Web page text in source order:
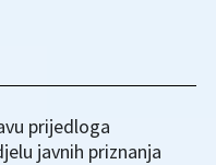
prijedloga
javnih priznanja